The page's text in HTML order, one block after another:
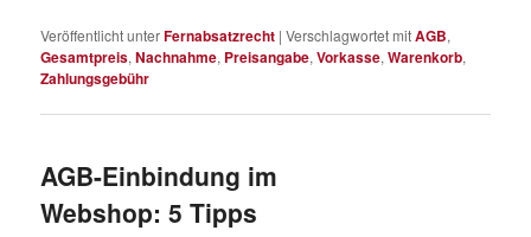
Veröffentlicht unterFernabsatzrecht |Verschlagwortet mitAGB,
Gesamtpreis,Nachnahme, Preisangabe,Vorkasse,Warenkorb,
Zahlungsgebühr
AGB-Einbindung im
Webshop: 5 Tipps